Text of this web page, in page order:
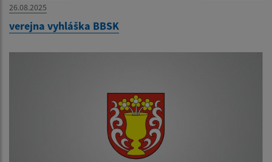
26.08.2025
verejna vyhláška BBSK